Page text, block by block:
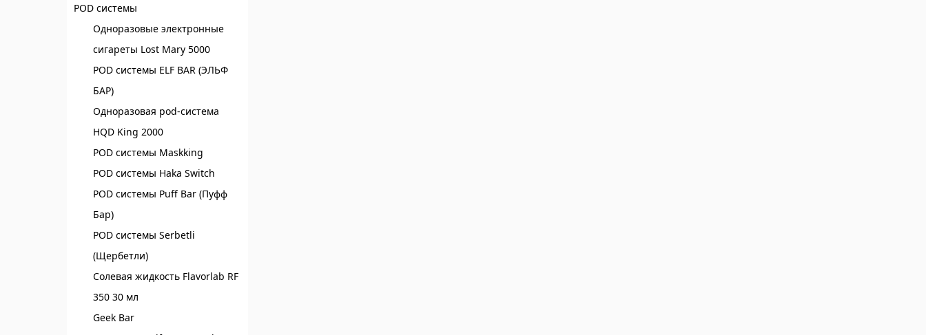
POD системы
Одноразовые электронные
сигареты Lost Mary 5000
POD системы ELF BAR (ЭЛЬФ
БАР)‌
Одноразовая pod-система
HQD King 2000
POD системы Maskking
POD системы Haka Switch
POD системы Puff Bar (Пуфф
Бар)
POD системы Serbetli
(Щербетли)
Солевая жидкость Flavorlab RF
350 30 мл
Geek Bar